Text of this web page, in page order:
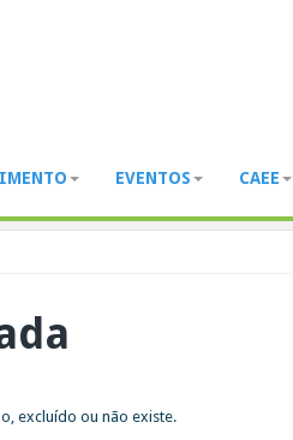
EVENTOS CAEE
excluído ou não existe.